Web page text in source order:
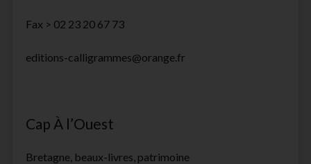
Fax > 02 23 20 67 73
editions-calligrammes@orange.fr
Cap À l’Ouest
Bretagne, beaux-livres, patrimoine